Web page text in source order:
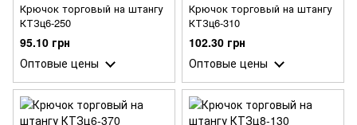
Крючок торговый на штангу
КТЗц6-250
95.10 грн
Оптовые цены
Крючок торговый на штангу
КТЗц6-310
102.30 грн
Оптовые цены